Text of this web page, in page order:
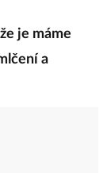
je máme
a